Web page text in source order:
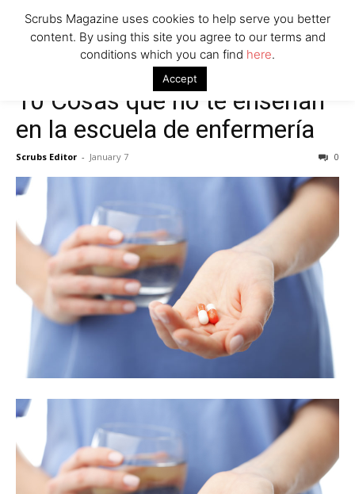
10 Cosas que no te enseñan
en la escuela de enfermería
Scrubs Editor - January 7 0
Scrubs Magazine uses cookies to help serve you better
content. By using this site you agree to our terms and
conditions which you can find here.
Accept